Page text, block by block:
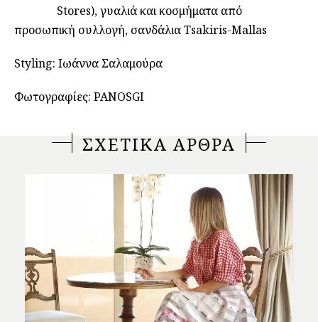
Stores), γυαλιά και κοσμήματα από
προσωπική συλλογή, σανδάλια Tsakiris-Mallas
Styling: Ιωάννα Σαλαμούρα
Φωτογραφίες: PANOSGI
ΣΧΕΤΙΚΑ ΑΡΘΡΑ